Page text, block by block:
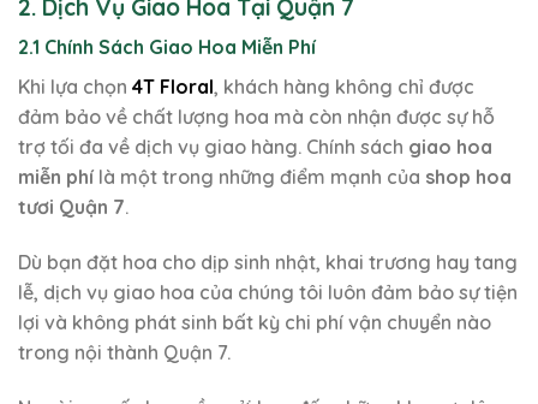
2. Dịch Vụ Giao Hoa Tại Quận 7
2.1 Chính Sách Giao Hoa Miễn Phí
Khi lựa chọn 4T Floral, khách hàng không chỉ được
đảm bảo về chất lượng hoa mà còn nhận được sự hỗ
trợ tối đa về dịch vụ giao hàng. Chính sách giao hoa
miễn phí là một trong những điểm mạnh của shop hoa
tươi Quận 7.
Dù bạn đặt hoa cho dịp sinh nhật, khai trương hay tang
lễ, dịch vụ giao hoa của chúng tôi luôn đảm bảo sự tiện
lợi và không phát sinh bất kỳ chi phí vận chuyển nào
trong nội thành Quận 7.